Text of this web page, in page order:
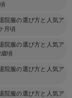
院服の選び方と人気ア
月頃
院服の選び方と人気ア
頃
院服の選び方と人気ア
院服の選び方と人気ア